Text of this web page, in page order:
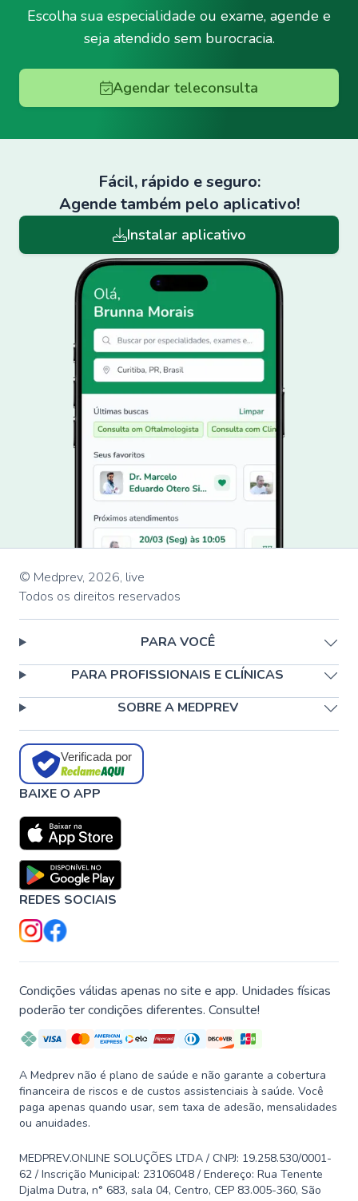
Escolha sua especialidade ou exame, agende e
seja atendido sem burocracia.
Agendar teleconsulta
Fácil, rápido e seguro:
Agende também pelo aplicativo!
Instalar aplicativo
© Medprev, 2026, live
Todos os direitos reservados
PARA VOCÊ
PARA PROFISSIONAIS E CLÍNICAS
SOBRE A MEDPREV
Verificada por
BAIXE O APP
REDES SOCIAIS
Condições válidas apenas no site e app. Unidades físicas
poderão ter condições diferentes. Consulte!
A Medprev não é plano de saúde e não garante a cobertura
financeira de riscos e de custos assistenciais à saúde. Você
paga apenas quando usar, sem taxa de adesão, mensalidades
ou anuidades.
MEDPREV.ONLINE SOLUÇÕES LTDA / CNPJ: 19.258.530/0001-
62 / Inscrição Municipal: 23106048 / Endereço: Rua Tenente
Djalma Dutra, n° 683, sala 04, Centro, CEP 83.005-360, São